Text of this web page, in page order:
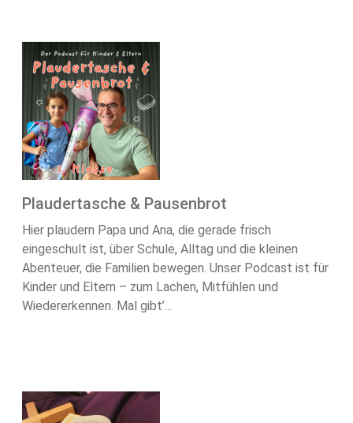
Plaudertasche & Pausenbrot
Hier plaudern Papa und Ana, die gerade frisch
eingeschult ist, über Schule, Alltag und die kleinen
Abenteuer, die Familien bewegen. Unser Podcast ist für
Kinder und Eltern – zum Lachen, Mitfühlen und
Wiedererkennen. Mal gibt’...